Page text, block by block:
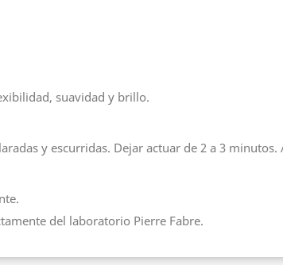
suavidad y brillo.
y escurridas. Dejar actuar de 2 a 3 minutos.
del laboratorio Pierre Fabre.